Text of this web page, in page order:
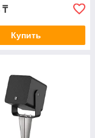
₸
Купить